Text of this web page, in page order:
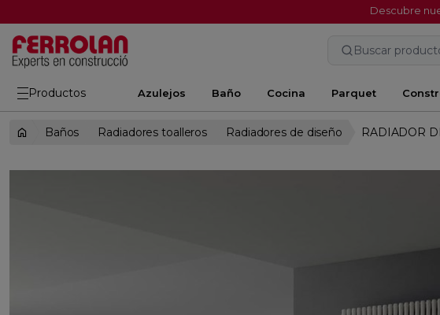
Descubre
Buscar
Productos Azulejos Baño Cocina Parquet
Baños Radiadores toalleros Radiadores de diseño RADIADOR